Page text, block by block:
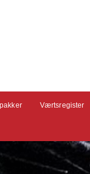
Værtsregister